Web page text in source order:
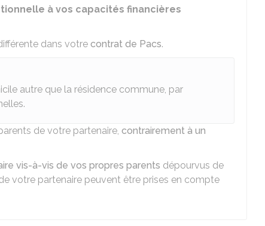
à vos capacités financières
dans votre contrat de Pacs.
autre que la résidence commune, par
de votre partenaire, contrairement à un
vis-à-vis de vos propres parents dépourvus de
votre partenaire peuvent être prises en compte